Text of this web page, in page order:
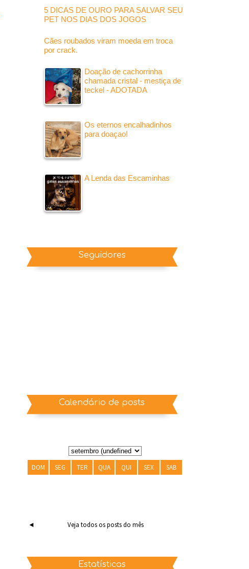
5 DICAS DE OURO PARA SALVAR SEU
PET NOS DIAS DOS JOGOS
Cães roubados viram moeda em troca
por crack.
Doação de cachorrinha
chamada cristal - mestiça de
teckel - ADOTADA
Os eternos encalhadinhos
para doaçao!
A Lenda das Escaminhas
Seguidores
Calendário de posts
DOM SEG TER QUA QUI SEX SAB
◄ Veja todos os posts do mês
Estatísticas